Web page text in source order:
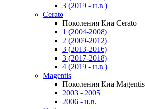
3 (2019 - н.в.)
Cerato
Поколения Киа Cerato
1 (2004-2008)
2 (2009-2012)
3 (2013-2016)
3 (2017-2018)
4 (2019 - н.в.)
Magentis
Поколения Киа Magentis
2003 - 2005
2006 - н.в.